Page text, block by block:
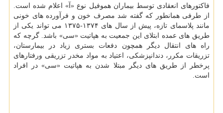
فاكتورهای انعقادی توسط بیماران هموفیل نوع «آ» اعلام شده است.
از طرفی همانطور كه گفته شد مصرف خون و فرآورده های خونی
مانند پلاسمای تازه، پیش از سال های ۱۳۷۴-۱۳۷۵ می تواند یكی از
طریق های عمده ابتلای این جمعیت به هپاتیت «سی» باشد. گرچه كه
راه های انتقال دیگر همچون دفعات بستری زیاد در بیمارستان،
تزریقات مكرر، دندانپزشكی، اعتیاد به مواد مخدر تزریقی ورفتارهای
پرخطر از طریق های دیگر مبتلا شدن به هپاتیت «سی» در افراد
است.